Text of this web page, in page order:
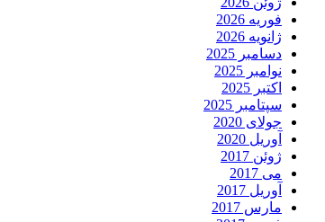
فوریه 2026
ژانویه 2026
دسامبر 2025
نوامبر 2025
اکتبر 2025
سپتامبر 2025
جولای 2020
آوریل 2020
ژوئن 2017
می 2017
آوریل 2017
مارس 2017